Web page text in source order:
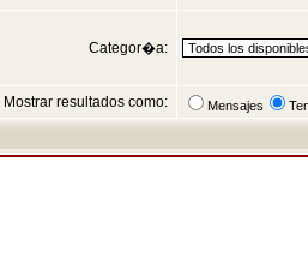
Categor�a:
Mostrar resultados como: Mensajes